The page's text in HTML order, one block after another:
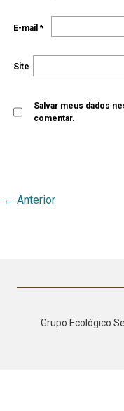
E-mail *
Site
Salvar meus dados
comentar.
← Anterior
Grupo Ecológico